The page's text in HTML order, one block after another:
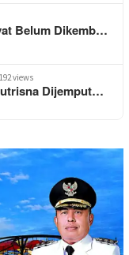
Belum Dikemb…
views
Dijemput…